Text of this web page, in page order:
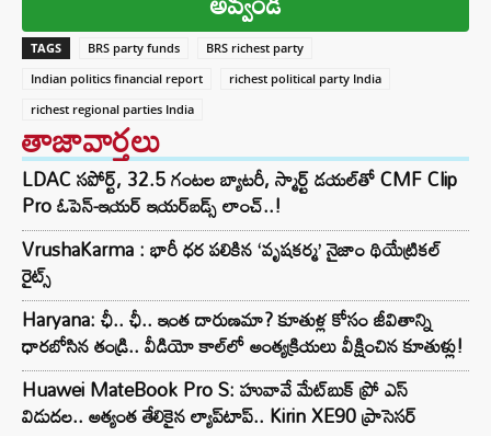
TAGS BRS party funds
BRS richest party
Indian politics financial report
richest political party India
richest regional parties India
తాజావార్తలు
LDAC సపోర్ట్, 32.5 గంటల బ్యాటరీ, స్మార్ట్ డయల్‌తో CMF Clip
Pro ఓపెన్-ఇయర్ ఇయర్‌బడ్స్ లాంచ్..!
VrushaKarma : భారీ ధర పలికిన ‘వృషకర్మ’ నైజాం థియేట్రికల్
రైట్స్
Haryana: ఛీ.. ఛీ.. ఇంత దారుణమా? కూతుళ్ల కోసం జీవితాన్ని
ధారబోసిన తండ్రి.. వీడియో కాల్‌లో అంత్యక్రియలు వీక్షించిన కూతుళ్లు!
Huawei MateBook Pro S: హువావే మేట్‌బుక్ ప్రో ఎస్
విడుదల.. అత్యంత తేలికైన ల్యాప్‌టాప్.. Kirin XE90 ప్రాసెసర్